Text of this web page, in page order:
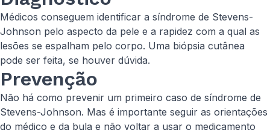
Médicos conseguem identificar a síndrome de Stevens-
Johnson pelo aspecto da pele e a rapidez com a qual as
lesões se espalham pelo corpo. Uma biópsia cutânea
pode ser feita, se houver dúvida.
Prevenção
Não há como prevenir um primeiro caso de síndrome de
Stevens-Johnson. Mas é importante seguir as orientações
do médico e da bula e não voltar a usar o medicamento